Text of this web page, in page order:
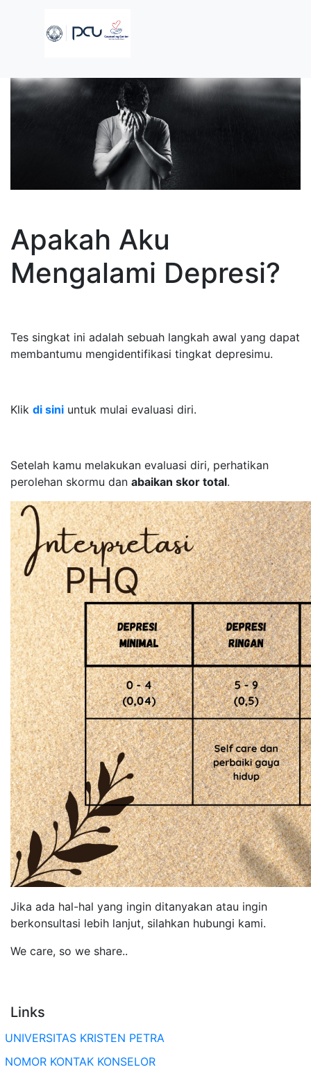
Apakah Aku
Mengalami Depresi?
Tes singkat ini adalah sebuah langkah awal yang dapat
membantumu mengidentifikasi tingkat depresimu.
Klik di sini untuk mulai evaluasi diri.
Setelah kamu melakukan evaluasi diri, perhatikan
perolehan skormu dan abaikan skor total.
Jika ada hal-hal yang ingin ditanyakan atau ingin
berkonsultasi lebih lanjut, silahkan hubungi kami.
We care, so we share..
Links
UNIVERSITAS KRISTEN PETRA
NOMOR KONTAK KONSELOR